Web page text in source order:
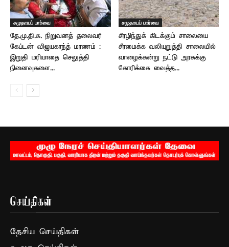
சமுதாயப் பார்வை
தே.மு.தி.க. நிறுவனத் தலைவர்
கேப்டன் விஜயகாந்த் மரணம் :
இறுதி மரியாதை செலுத்தி
நினைவுகளை...
சமுதாயப் பார்வை
சீரழிந்துக் கிடக்கும் சாலையை
சீரமைக்க வலியுறுத்தி சாலையில்
வாழைக்கன்று நட்டு அரசுக்கு
கோரிக்கை வைத்த...
செய்திகள்
தேசிய செய்திகள்